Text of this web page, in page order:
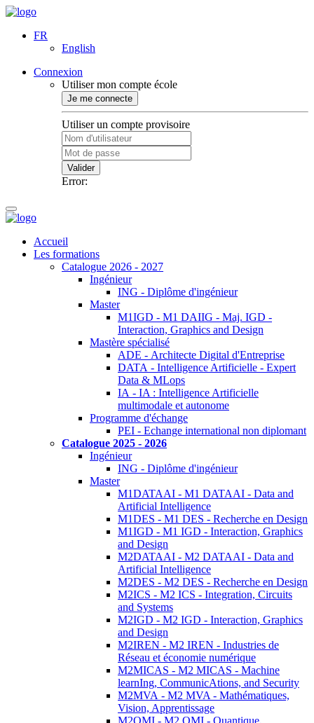
FR
English
Connexion
Utiliser mon compte école
Je me connecte
Utiliser un compte provisoire
Valider
Error:
Accueil
Les formations
Catalogue 2026 - 2027
Ingénieur
ING - Diplôme d'ingénieur
Master
M1IGD - M1 DAIIG - Maj. IGD -
Interaction, Graphics and Design
Mastère spécialisé
ADE - Architecte Digital d'Entreprise
DATA - Intelligence Artificielle - Expert
Data & MLops
IA - IA : Intelligence Artificielle
multimodale et autonome
Programme d'échange
PEI - Echange international non diplomant
Catalogue 2025 - 2026
Ingénieur
ING - Diplôme d'ingénieur
Master
M1DATAAI - M1 DATAAI - Data and
Artificial Intelligence
M1DES - M1 DES - Recherche en Design
M1IGD - M1 IGD - Interaction, Graphics
and Design
M2DATAAI - M2 DATAAI - Data and
Artificial Intelligence
M2DES - M2 DES - Recherche en Design
M2ICS - M2 ICS - Integration, Circuits
and Systems
M2IGD - M2 IGD - Interaction, Graphics
and Design
M2IREN - M2 IREN - Industries de
Réseau et économie numérique
M2MICAS - M2 MICAS - Machine
learnIng, CommunicAtions, and Security
M2MVA - M2 MVA - Mathématiques,
Vision, Apprentissage
M2QMI - M2 QMI - Quantique,